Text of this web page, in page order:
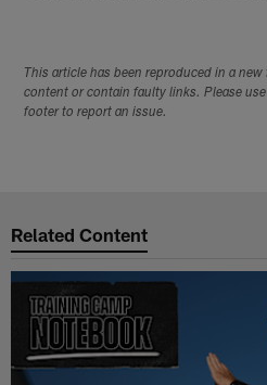
This article has been reproduced in a
content or contain faulty links. Please
footer to report an issue.
Related Content